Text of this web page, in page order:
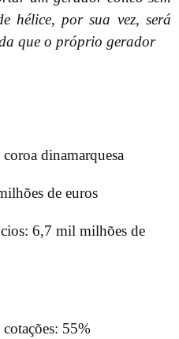
hélice, por sua vez, será
que o próprio gerador
dinamarquesa
de euros
6,7 mil milhões de
55%